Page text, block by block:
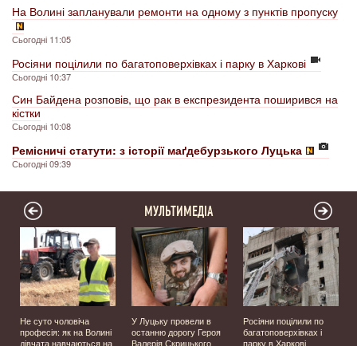
На Волині запланували ремонти на одному з пунктів пропуску
Сьогодні 11:05
Росіяни поцілили по багатоповерхівках і парку в Харкові
Сьогодні 10:37
Син Байдена розповів, що рак в експрезидента поширився на
кістки
Сьогодні 10:08
Ремісничі статути: з історії маґдебурзького Луцька
Сьогодні 09:39
МУЛЬТИМЕДІА
Не суто чоловіча
професія: як на Волині
дівчата навчаються на
У Луцьку провели в
останню дорогу Героя
Валерія Скрицького
Росіяни поцілили по
багатоповерхівках і
парку в Харкові